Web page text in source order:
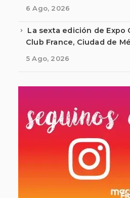
6 Ago, 2026
La sexta edición de Expo
Club France, Ciudad de
5 Ago, 2026